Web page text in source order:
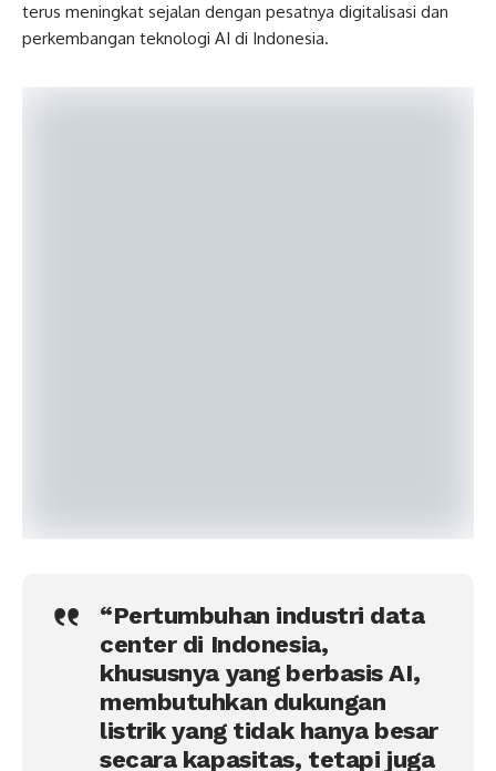
terus meningkat sejalan dengan pesatnya digitalisasi dan
perkembangan teknologi AI di Indonesia.
“Pertumbuhan industri data
center di Indonesia,
khususnya yang berbasis AI,
membutuhkan dukungan
listrik yang tidak hanya besar
secara kapasitas, tetapi juga